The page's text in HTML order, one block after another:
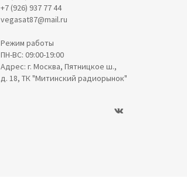
+7 (926) 937 77 44
vegasat87@mail.ru
Режим работы
ПН-ВС: 09:00-19:00
Адрес: г. Москва, Пятницкое ш.,
д. 18, ТК "Митинский радиорынок"